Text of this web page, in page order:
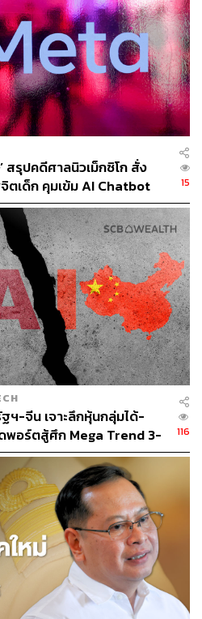
สรุปคดีศาลนิวเม็กซิโก สั่ง
ตเด็ก คุมเข้ม AI Chatbot
15
ฯ-จีน เจาะลึกหุ้นกลุ่มได้-
พอร์ตสู้ศึก Mega Trend 3-
116